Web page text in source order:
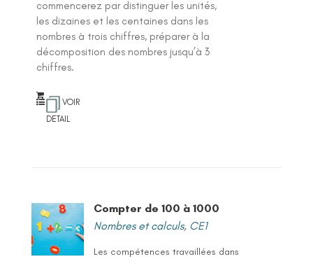
commencerez par distinguer les unités,
les dizaines et les centaines dans les
nombres à trois chiffres, préparer à la
décomposition des nombres jusqu’à 3
chiffres.
VOIR
DETAIL
Compter de 100 à 1000
Nombres et calculs, CE1
Les compétences travaillées dans